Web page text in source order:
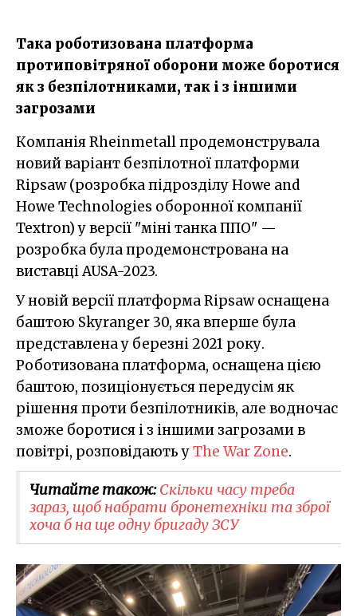
Така роботизована платформа
протиповітряної оборони може боротися
як з безпілотниками, так і з іншими
загрозами
Компанія Rheinmetall продемонструвала
новий варіант безпілотної платформи
Ripsaw (розробка підрозділу Howe and
Howe Technologies оборонної компанії
Textron) у версії "міні танка ППО" —
розробка була продемонстрована на
виставці AUSA-2023.
У новій версії платформа Ripsaw оснащена
баштою Skyranger 30, яка вперше була
представлена у березні 2021 року.
Роботизована платформа, оснащена цією
баштою, позиціонується передусім як
рішення проти безпілотників, але водночас
зможе боротися і з іншими загрозами в
повітрі, розповідають уThe War Zone.
Читайте також:Скільки часу треба
зараз, щоб набрати бронетехніки та зброї
хоча б на ще одну бригаду ЗСУ